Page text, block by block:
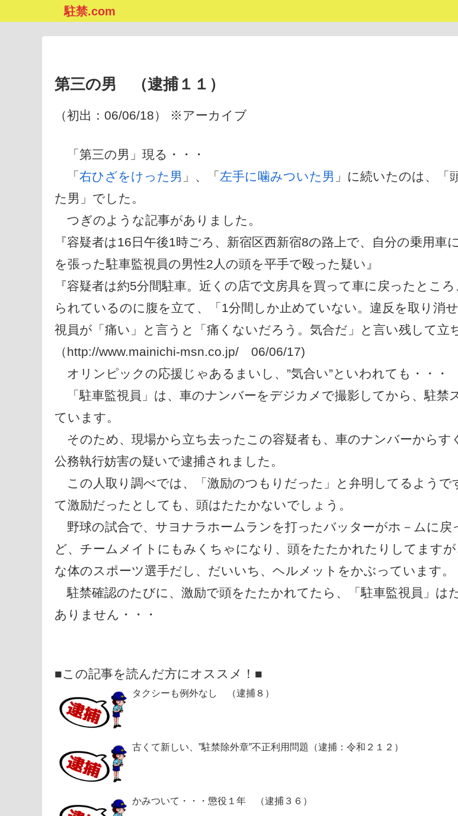
駐禁.com
第三の男 （逮捕１１）
（初出：06/06/18） ※アーカイブ
「第三の男」現る・・・
「 右ひざをけった男 」、「 左手に噛みついた男 」に続いたのは、「
た男」でした。
つぎのような記事がありました。
『容疑者は16日午後1時ごろ、新宿区西新宿8の路上で、自分の乗用車
を張った駐車監視員の男性2人の頭を平手で殴った疑い』
『容疑者は約5分間駐車。近くの店で文房具を買って車に戻ったとこ
られているのに腹を立て、「1分間しか止めていない。違反を取り消
視員が「痛い」と言うと「痛くないだろう。気合だ」と言い残して立
（http://www.mainichi-msn.co.jp/ 06/06/17)
オリンピックの応援じゃあるまいし、”気合い”といわれても・・・
「駐車監視員」は、車のナンバーをデジカメで撮影してから、駐禁
ています。
そのため、現場から立ち去ったこの容疑者も、車のナンバーからす
公務執行妨害の疑いで逮捕されました。
この人取り調べでは、「激励のつもりだった」と弁明してるようで
て激励だったとしても、頭はたたかないでしょう。
野球の試合で、サヨナラホームランを打ったバッターがホ－ムに戻
ど、チームメイトにもみくちゃになり、頭をたたかれたりしてます
な体のスポーツ選手だし、だいいち、ヘルメットをかぶっています。
駐禁確認のたびに、激励で頭をたたかれてたら、「駐車監視員」は
ありません・・・
■この記事を読んだ方にオススメ！■
タクシーも例外なし （逮捕８）
古くて新しい、”駐禁除外章”不正利用問題（逮捕：令和２１２）
かみついて・・・懲役１年 （逮捕３６）